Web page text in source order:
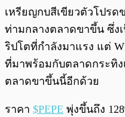
เหรียญกบสีเขียวตัวโปรดข
ท่ามกลางตลาดขาขึ้น ซึ่ง
ริปโตที่กำลังมาแรง แต่
ที่มาพร้อมกับตลาดกระทิ
ตลาดขาขึ้นนี้อีกด้วย
ราคา $PEPE พุ่งขึ้นถึง